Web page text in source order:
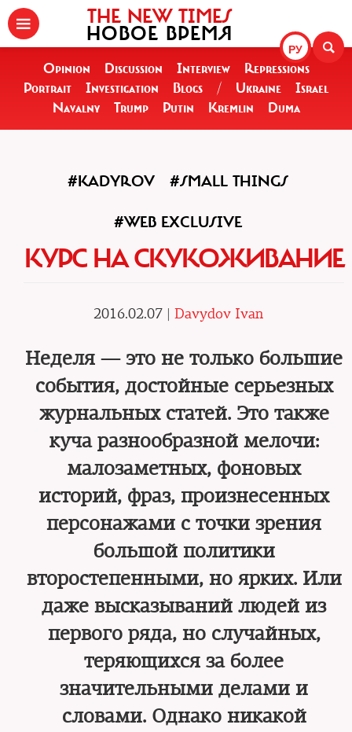
РУ
THE NEW TIMES
НОВОЕ ВРЕМЯ
Opinion Discussion Interview
Repressions
Portrait
Investigation Blogs / Ukraine
Israel
Navalny
Trump Putin Kremlin Duma
#KADYROV #SMALL THINGS
#WEB EXCLUSIVE
КУРС НА СКУКОЖИВАНИЕ
2016.02.07 | Davydov Ivan
Неделя — это не только большие
события, достойные серьезных
журнальных статей. Это также
куча разнообразной мелочи:
малозаметных, фоновых
историй, фраз, произнесенных
персонажами с точки зрения
большой политики
второстепенными, но ярких. Или
даже высказываний людей из
первого ряда, но случайных,
теряющихся за более
значительными делами и
словами. Однако никакой